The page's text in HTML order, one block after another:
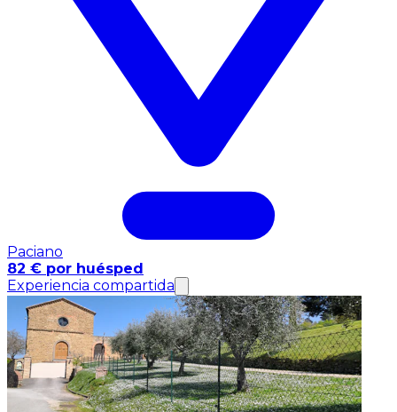
Paciano
82 € por huésped
Experiencia compartida